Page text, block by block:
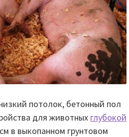
потолок, бетонный пол
для животных глубокой
в выкопанном грунтовом